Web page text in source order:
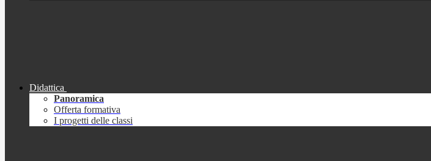
Didattica
Panoramica
Offerta formativa
I progetti delle classi